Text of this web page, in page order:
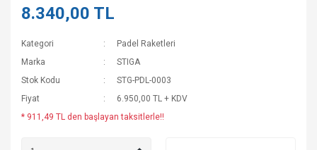
8.340,00 TL
Kategori
Padel Raketleri
Marka
STIGA
Stok Kodu
STG-PDL-0003
Fiyat
6.950,00 TL + KDV
* 911,49 TL den başlayan taksitlerle!!